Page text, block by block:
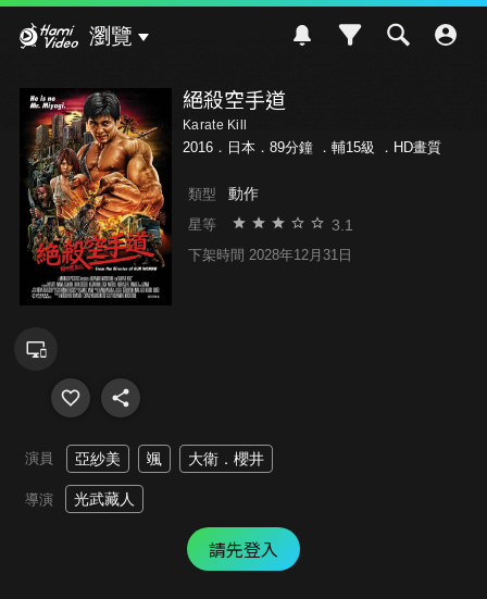
瀏覽
絕殺空手道
Karate Kill
2016．日本．89分鐘 ． 輔15級 ．HD畫質
類型 動作
星等 3.1
下架時間 2028年12月31日
演員 亞紗美 颯 大衛．櫻井
導演 光武藏人
請先登入